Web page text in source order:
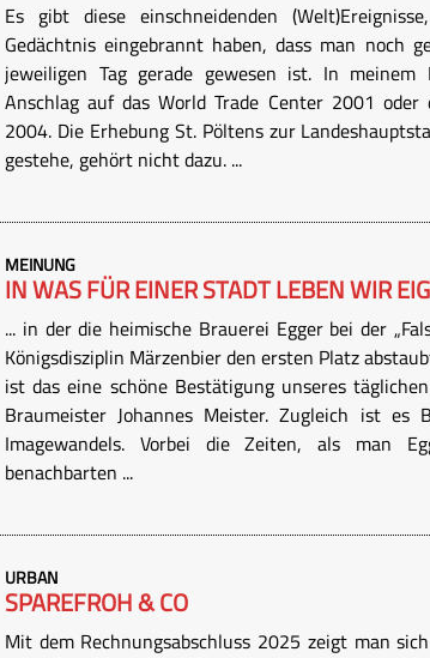
Es gibt diese einschneidenden
Gedächtnis eingebrannt haben, dass man noch
jeweiligen Tag gerade gewesen ist. In
Anschlag auf das World Trade Center 2001 oder
2004. Die Erhebung St. Pöltens zur
gestehe, gehört nicht dazu. ...
MEINUNG
IN WAS FÜR EINER STADT LEBEN WIR
... in der die heimische Brauerei Egger bei der
Königsdisziplin Märzenbier den ersten Platz
ist das eine schöne Bestätigung unseres
Braumeister Johannes Meister. Zugleich ist es
Imagewandels. Vorbei die Zeiten, als man
benachbarten ...
URBAN
SPAREFROH & CO
Mit dem Rechnungsabschluss 2025 zeigt man